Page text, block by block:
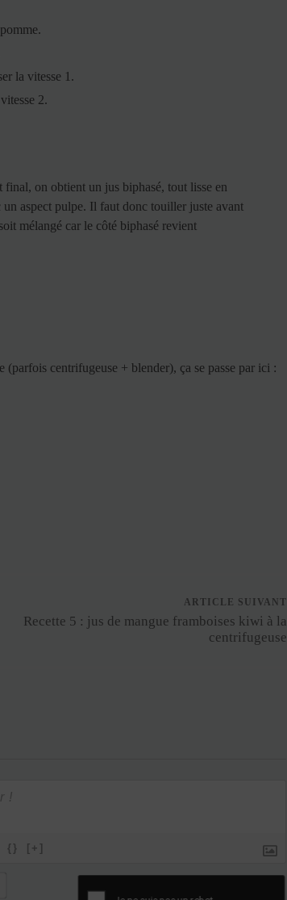
la vitesse 1.
2.
final, on obtient un jus biphasé, tout lisse en
un aspect pulpe. Il faut donc touiller juste avant
mélangé car le côté biphasé revient
(parfois centrifugeuse + blender), ça se passe par ici :
ARTICLE SUIVANT
Recette 5 : jus de mangue framboises kiwi à la
centrifugeuse
{} [+]